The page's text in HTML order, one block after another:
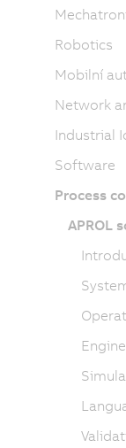
Robotics
Mobilní
Network
Industrial
Software
Process
APROL